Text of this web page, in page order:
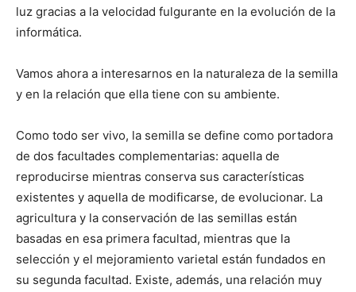
luz gracias a la velocidad fulgurante en la evolución de la
informática.
Vamos ahora a interesarnos en la naturaleza de la semilla
y en la relación que ella tiene con su ambiente.
Como todo ser vivo, la semilla se define como portadora
de dos facultades complementarias: aquella de
reproducirse mientras conserva sus características
existentes y aquella de modificarse, de evolucionar. La
agricultura y la conservación de las semillas están
basadas en esa primera facultad, mientras que la
selección y el mejoramiento varietal están fundados en
su segunda facultad. Existe, además, una relación muy